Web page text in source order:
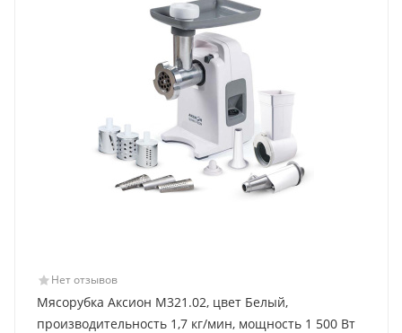
Нет отзывов
Мясорубка Аксион М321.02, цвет Белый,
производительность 1,7 кг/мин, мощность 1 500 Вт